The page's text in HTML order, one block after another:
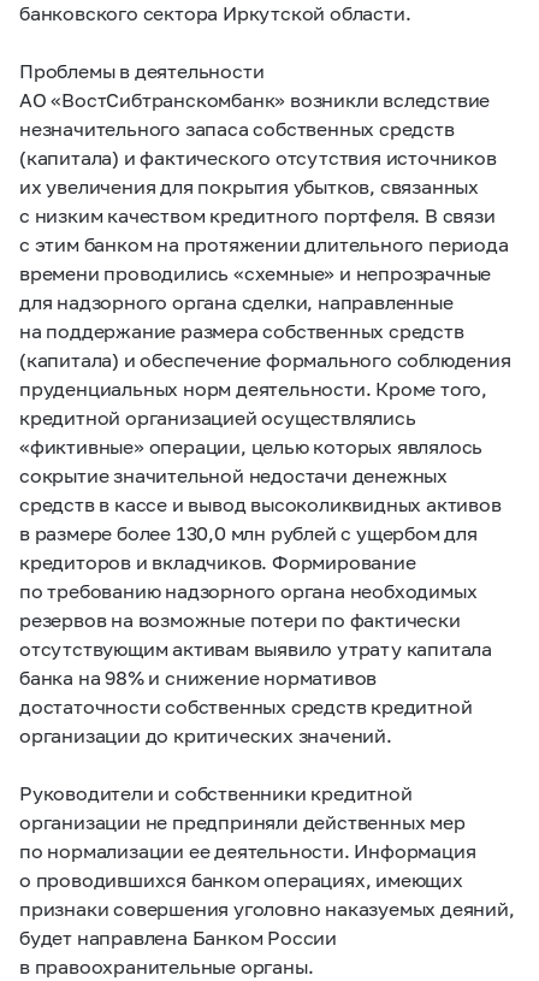
банковского сектора Иркутской области.
Проблемы в деятельности
АО «ВостСибтранскомбанк» возникли вследствие
незначительного запаса собственных средств
(капитала) и фактического отсутствия источников
их увеличения для покрытия убытков, связанных
с низким качеством кредитного портфеля. В связи
с этим банком на протяжении длительного периода
времени проводились «схемные» и непрозрачные
для надзорного органа сделки, направленные
на поддержание размера собственных средств
(капитала) и обеспечение формального соблюдения
пруденциальных норм деятельности. Кроме того,
кредитной организацией осуществлялись
«фиктивные» операции, целью которых являлось
сокрытие значительной недостачи денежных
средств в кассе и вывод высоколиквидных активов
в размере более 130,0 млн рублей с ущербом для
кредиторов и вкладчиков. Формирование
по требованию надзорного органа необходимых
резервов на возможные потери по фактически
отсутствующим активам выявило утрату капитала
банка на 98% и снижение нормативов
достаточности собственных средств кредитной
организации до критических значений.
Руководители и собственники кредитной
организации не предприняли действенных мер
по нормализации ее деятельности. Информация
о проводившихся банком операциях, имеющих
признаки совершения уголовно наказуемых деяний,
будет направлена Банком России
в правоохранительные органы.